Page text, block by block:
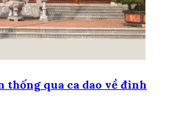
qua ca dao về đình